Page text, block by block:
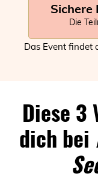
Sichere
Die
Das Event findet
Diese
dich bei